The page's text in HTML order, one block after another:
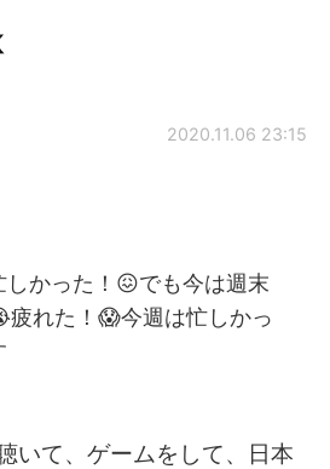
App
2020.11.06 23:15
かった！😖でも今は週末
疲れた！😱今週は忙しかっ
いて、ゲームをして、日本